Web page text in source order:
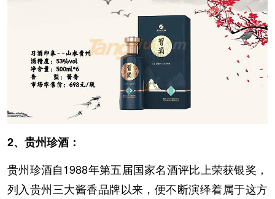
2、贵州珍酒：
贵州珍酒自1988年第五届国家名酒评比上荣获银奖，
列入贵州三大酱香品牌以来，便不断演绎着属于这方